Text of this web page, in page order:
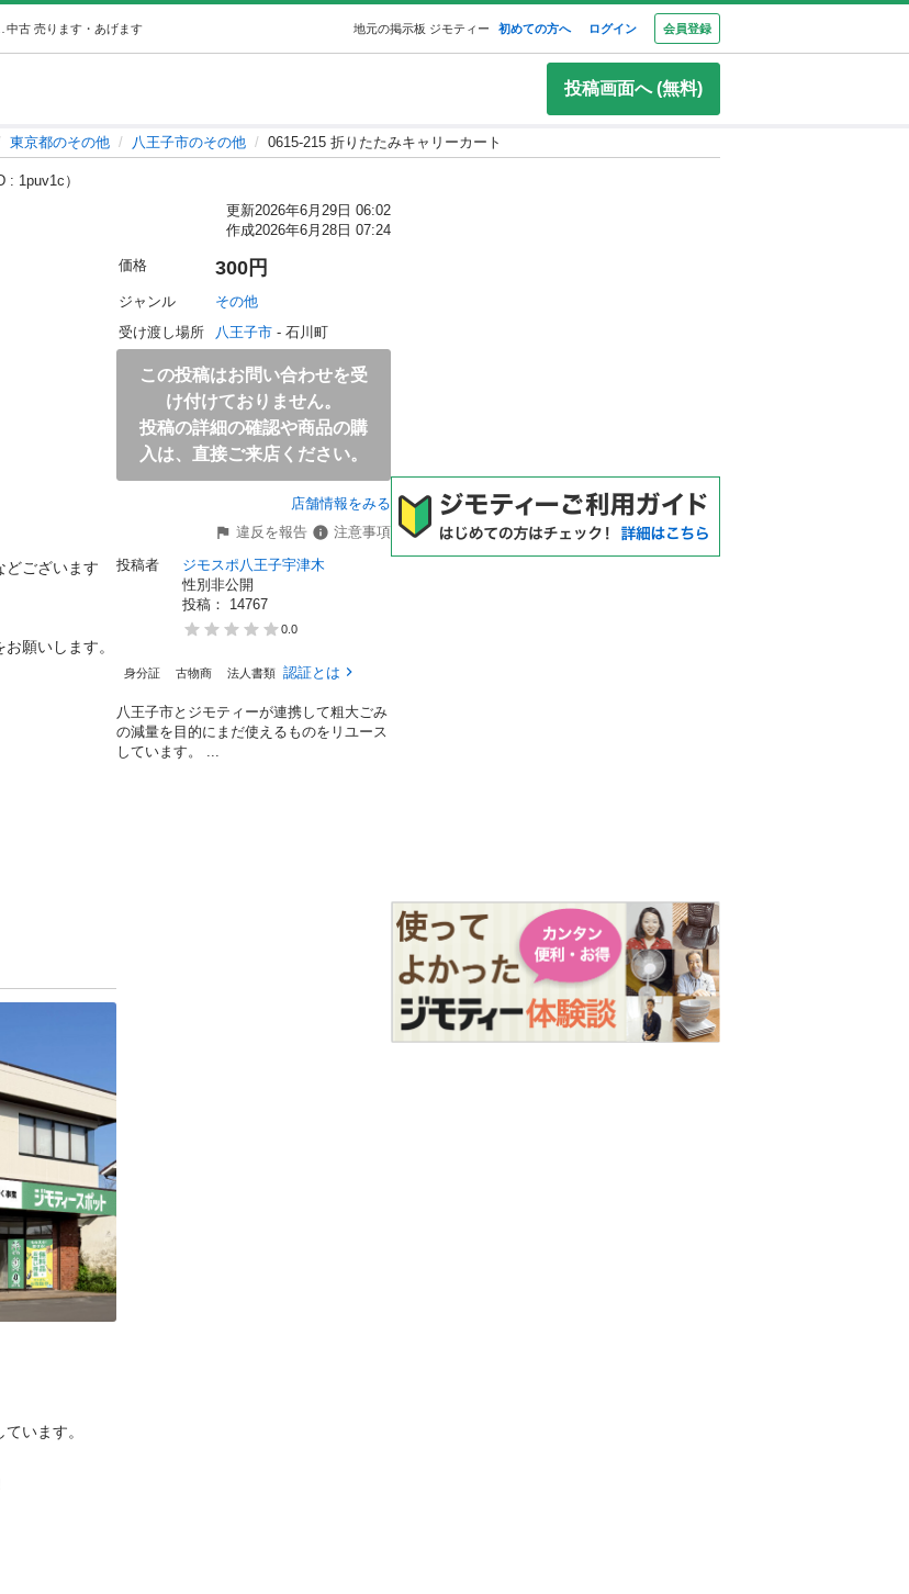
中古 売ります・あげます 地元の掲示板 ジモティー 初めての方へ ログイン 会員登録
投稿画面へ (無料)
東京都のその他 八王子市のその他 0615-215 折りたたみキャリーカート
: 1puv1c）
更新2026年6月29日 06:02
作成2026年6月28日 07:24
どございます
願いします。
います。
価格 300円
ジャンル
その他
受け渡し場所
八王子市 - 石川町
この投稿はお問い合わせを受
け付けておりません。
投稿の詳細の確認や商品の購
入は、直接ご来店ください。
店舗情報をみる
違反を報告
注意事項
投稿者
ジモスポ八王子宇津木
性別非公開
投稿： 14767
0.0
身分証 古物商 法人書類 認証とは
八王子市とジモティーが連携して粗⼤ごみ
の減量を⽬的にまだ使えるものをリユース
しています。 ...